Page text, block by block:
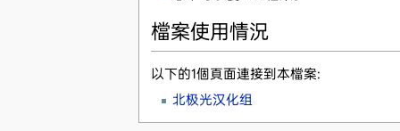
檔案使用情況
以下的1個頁面連接到本檔案:
北极光汉化组